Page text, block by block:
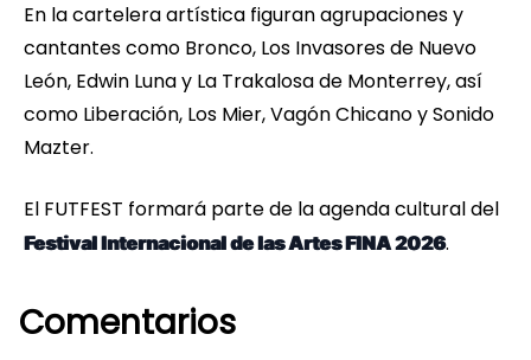
En la cartelera artística figuran agrupaciones y
cantantes como Bronco, Los Invasores de Nuevo
León, Edwin Luna y La Trakalosa de Monterrey, así
como Liberación, Los Mier, Vagón Chicano y Sonido
Mazter.
El FUTFEST formará parte de la agenda cultural del
Festival Internacional de las Artes FINA 2026.
Comentarios